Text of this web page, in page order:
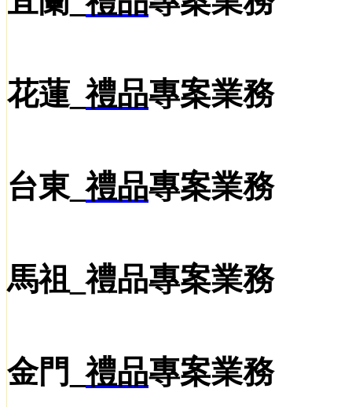
花蓮_禮品專案業務
台東_禮品專案業務
馬祖_禮品專案業務
金門_禮品專案業務